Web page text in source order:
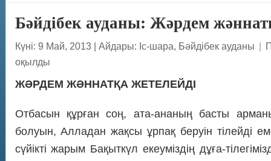
Бәйдібек ауданы: Жәрдем
Күні: 9 Май, 2013| Айдары: Іс-шара, Бәйдібек ауданы |
оқылды
ЖӘРДЕМ ЖӘННАТҚА ЖЕТЕЛЕЙДІ
Отбасын құрған соң, ата-ананың басты
болуын, Алладан жақсы ұрпақ беруін тілейді
сүйікті жарым Бақыткүл екеуміздің дұға-